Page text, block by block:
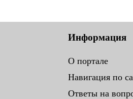
Информация
О портале
Навигация по
Ответы на